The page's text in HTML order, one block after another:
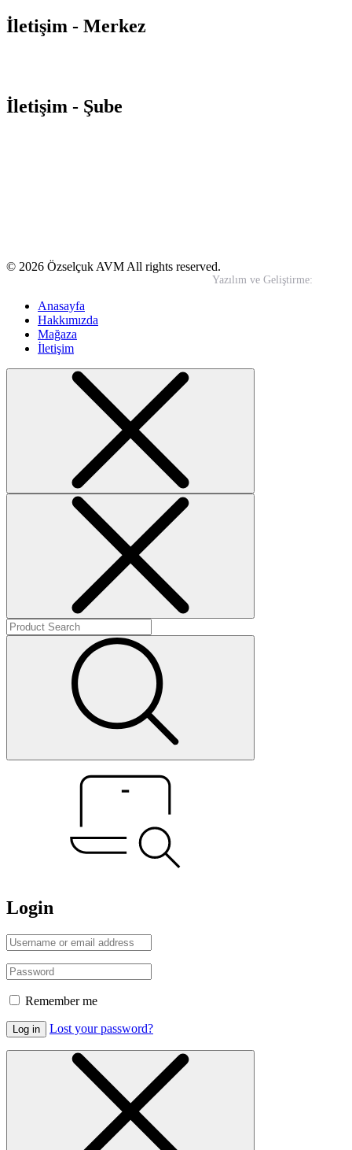
İletişim - Merkez
İletişim - Şube
© 2026 Özselçuk AVM All rights reserved.
Yazılım ve Geliştirme:
Anasayfa
Hakkımızda
Mağaza
İletişim
Login
Remember me
Log in Lost your password?